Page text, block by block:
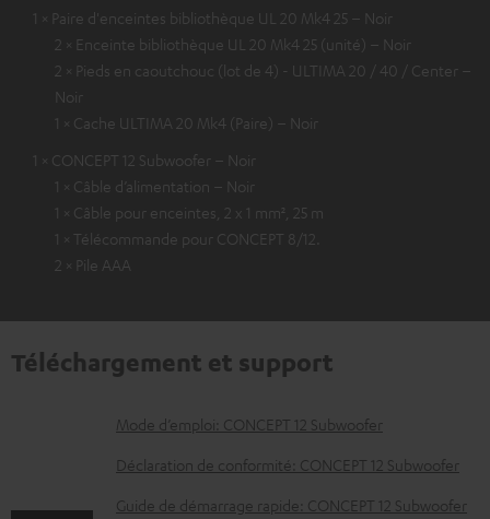
1 × Paire d'enceintes bibliothèque UL 20 Mk4 25 – Noir
2 × Enceinte bibliothèque UL 20 Mk4 25 (unité) – Noir
2 × Pieds en caoutchouc (lot de 4) - ULTIMA 20 / 40 / Center –
Noir
1 × Cache ULTIMA 20 Mk4 (Paire) – Noir
1 × CONCEPT 12 Subwoofer – Noir
1 × Câble d’alimentation – Noir
1 × Câble pour enceintes, 2 x 1 mm², 25 m
1 × Télécommande pour CONCEPT 8/12.
2 × Pile AAA
Téléchargement et support
D
o
Mode d’emploi: CONCEPT 12 Subwoofer
Déclaration de conformité: CONCEPT 12 Subwoofer
Guide de démarrage rapide: CONCEPT 12 Subwoofer